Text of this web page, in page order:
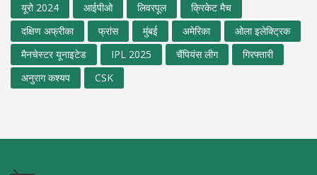
यूरो 2024
आईपीओ लिवरपूल
क्रिकेट मैच
दक्षिण अफ्रीका
फ्रांस मुंबई अमेरिका
ओला इलेक्ट्रिक
मैनचेस्टर यूनाइटेड
IPL 2025 चैंपियंस लीग
गिरफ्तारी
अनुराग कश्यप
CSK